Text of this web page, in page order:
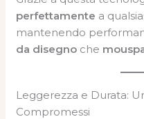
perfettamente a
mantenendo
da disegno che
Leggerezza e Durata:
Compromessi